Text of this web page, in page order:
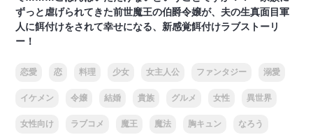
ずっと虐げられてきた前世魔王の伯爵令嬢が、夫の生真面目軍
人に餌付けをされて幸せになる、新感覚餌付けラブストーリ
ー！
恋愛 恋 料理 少女 女主人公 ファンタジー 溺愛
イケメン 令嬢 結婚 貴族 グルメ 女性 異世界
女性向け ラブコメ 魔王 魔法 胸キュン なろう